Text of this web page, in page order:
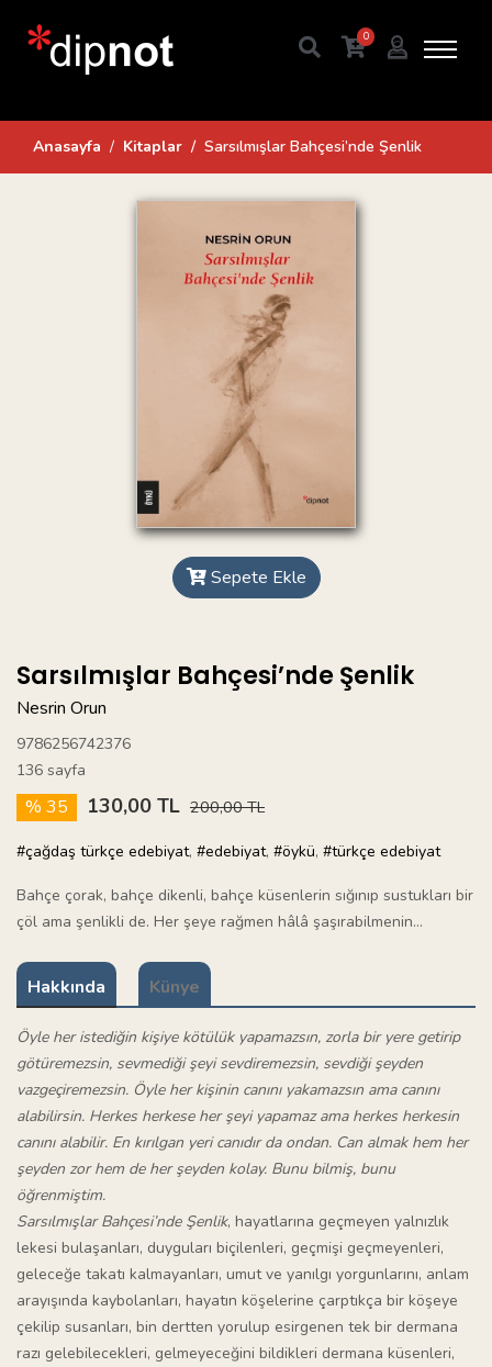
0
Anasayfa Kitaplar Sarsılmışlar Bahçesi’nde Şenlik
Sepete Ekle
Sarsılmışlar Bahçesi’nde Şenlik
Nesrin Orun
9786256742376
136 sayfa
% 35 130,00 TL 200,00 TL
#çağdaş türkçe edebiyat, #edebiyat, #öykü, #türkçe edebiyat
Bahçe çorak, bahçe dikenli, bahçe küsenlerin sığınıp sustukları bir
çöl ama şenlikli de. Her şeye rağmen hâlâ şaşırabilmenin…
Hakkında Künye
Öyle her istediğin kişiye kötülük yapamazsın, zorla bir yere getirip
götüremezsin, sevmediği şeyi sevdiremezsin, sevdiği şeyden
vazgeçiremezsin. Öyle her kişinin canını yakamazsın ama canını
alabilirsin. Herkes herkese her şeyi yapamaz ama herkes herkesin
canını alabilir. En kırılgan yeri canıdır da ondan. Can almak hem her
şeyden zor hem de her şeyden kolay. Bunu bilmiş, bunu
öğrenmiştim.
Sarsılmışlar Bahçesi’nde Şenlik, hayatlarına geçmeyen yalnızlık
lekesi bulaşanları, duyguları biçilenleri, geçmişi geçmeyenleri,
geleceğe takatı kalmayanları, umut ve yanılgı yorgunlarını, anlam
arayışında kaybolanları, hayatın köşelerine çarptıkça bir köşeye
çekilip susanları, bin dertten yorulup esirgenen tek bir dermana
razı gelebilecekleri, gelmeyeceğini bildikleri dermana küsenleri,